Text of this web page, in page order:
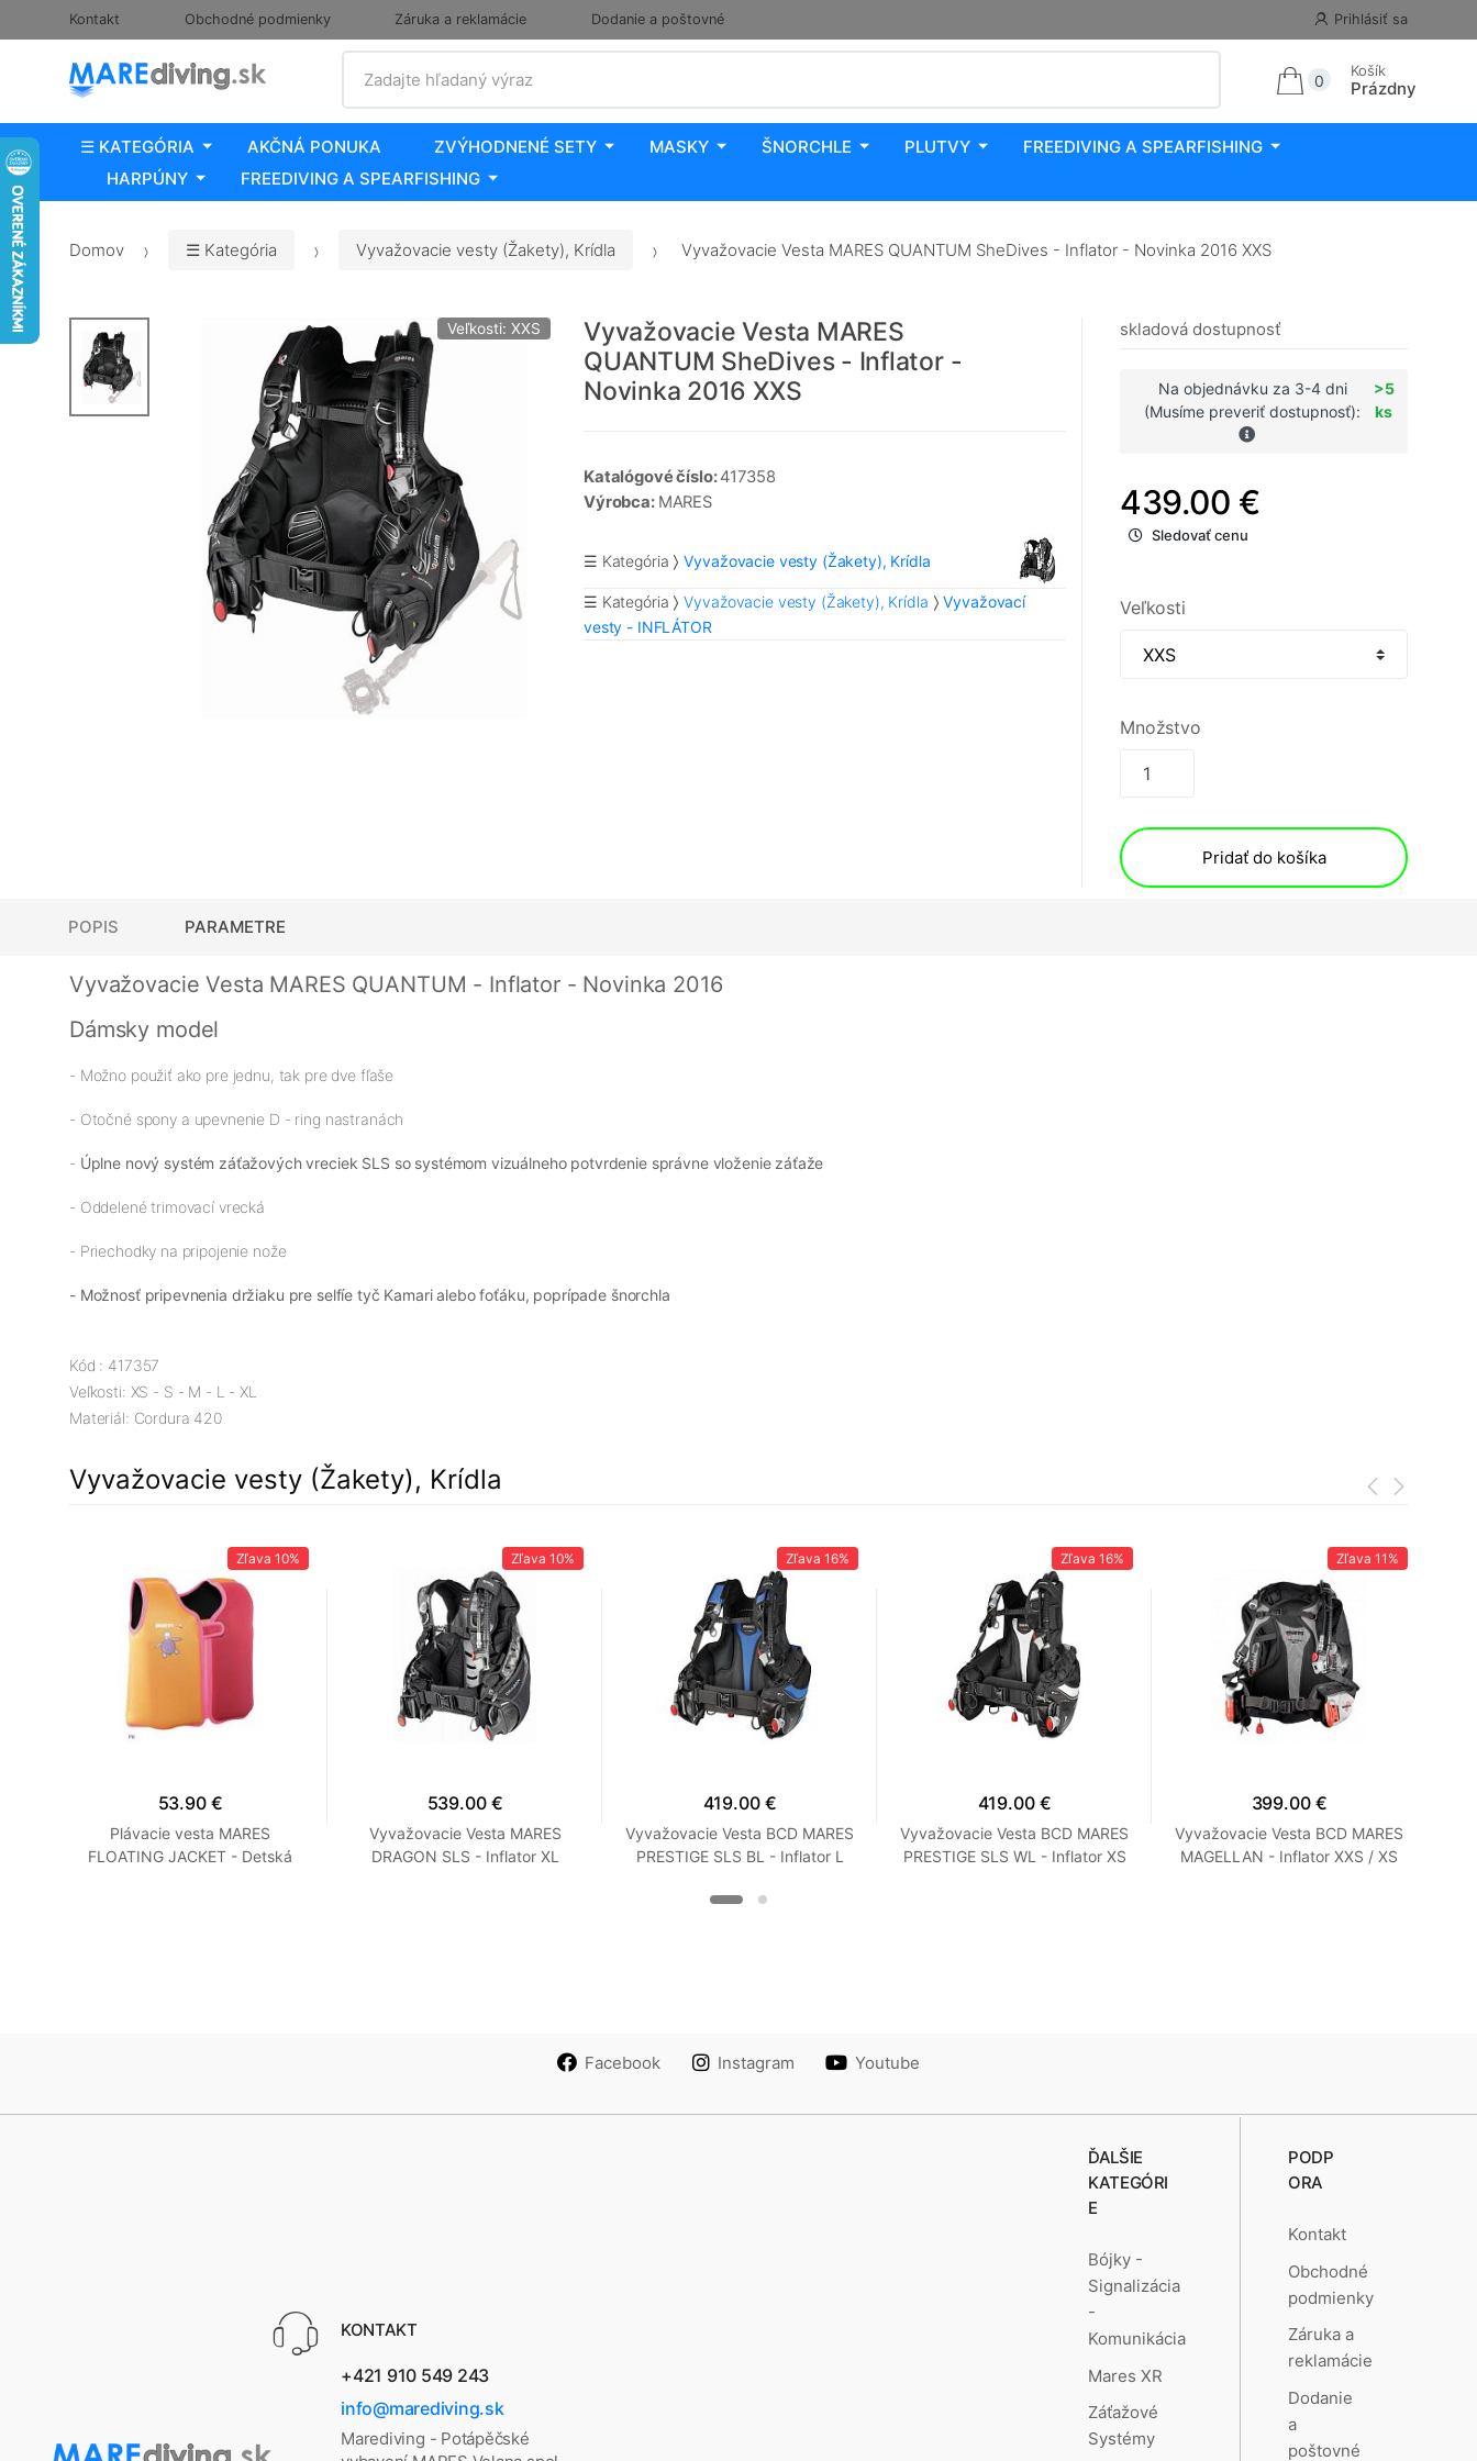
Kontakt Obchodné podmienky Záruka a reklamácie Dodanie a poštovné Prihlásiť sa
Zadajte hľadaný výraz
0
Košík
Prázdny
☰ KATEGÓRIA AKČNÁ PONUKA ZVÝHODNENÉ SETY MASKY ŠNORCHLE PLUTVY
FREEDIVING A SPEARFISHING
HARPÚNY
FREEDIVING A SPEARFISHING
Domov ☰ Kategória Vyvažovacie vesty (Žakety), Krídla Vyvažovacie Vesta MARES QUANTUM SheDives - Inflator - Novinka 2016 XXS
Veľkosti: XXS
Vyvažovacie Vesta MARES
QUANTUM SheDives - Inflator -
Novinka 2016 XXS
Katalógové číslo:417358
Výrobca: MARES
☰ Kategória Vyvažovacie vesty (Žakety), Krídla
☰ Kategória Vyvažovacie vesty (Žakety), Krídla
Vyvažovací
vesty - INFLÁTOR
skladová dostupnosť
Na objednávku za 3-4 dni
(Musíme preveriť dostupnosť):
>5
ks
439.00 €
Sledovať cenu
Veľkosti
Množstvo
Pridať do košíka
POPIS PARAMETRE
Vyvažovacie Vesta MARES QUANTUM - Inflator - Novinka 2016
Dámsky model
- Možno použiť ako pre jednu, tak pre dve fľaše
- Otočné spony a upevnenie D - ring nastranách
- Úplne nový systém záťažových vreciek SLS so systémom vizuálneho potvrdenie správne vloženie záťaže
- Oddelené trimovací vrecká
- Priechodky na pripojenie nože
- Možnosť pripevnenia držiaku pre selfíe tyč Kamari alebo foťáku, poprípade šnorchla
Kód : 417357
Veľkosti: XS - S - M - L - XL
Materiál: Cordura 420
Vyvažovacie vesty (Žakety), Krídla
Zľava 10%
53.90 €
Plávacie vesta MARES
FLOATING JACKET - Detská
Zľava 10%
539.00 €
Vyvažovacie Vesta MARES
DRAGON SLS - Inflator XL
Zľava 16%
419.00 €
Vyvažovacie Vesta BCD MARES
PRESTIGE SLS BL - Inflator L
Zľava 16%
419.00 €
Vyvažovacie Vesta BCD MARES
PRESTIGE SLS WL - Inflator XS
Zľava 11%
399.00 €
Vyvažovacie Vesta BCD MARES
MAGELLAN - Inflator XXS / XS
Facebook Instagram Youtube
KONTAKT
+421 910 549 243
info@marediving.sk
Marediving - Potápěčské
ĎALŠIE
KATEGÓRI
E
Bójky -
Signalizácia
-
Komunikácia
Mares XR
Záťažové
Systémy
PODP
ORA
Kontakt
Obchodné
podmienky
Záruka a
reklamácie
Dodanie
a
poštovné